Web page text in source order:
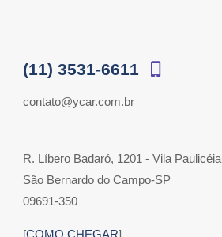
(11) 3531-6611
contato@ycar.com.br
R. Líbero Badaró, 1201 - Vila Paulicéia
São Bernardo do Campo-SP
09691-350